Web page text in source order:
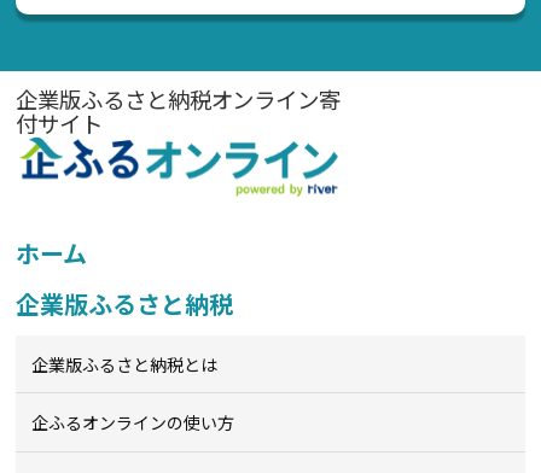
企業版ふるさと納税オンライン寄
付サイト
ホーム
企業版ふるさと納税
企業版ふるさと納税とは
企ふるオンラインの使い方